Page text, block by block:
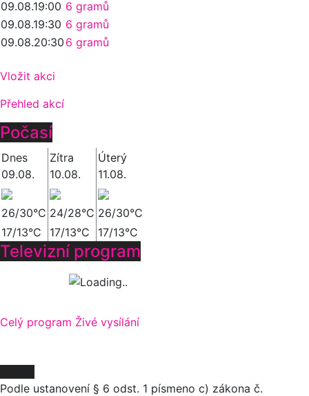
09.08.19:00 6 gramů
09.08.19:30 6 gramů
09.08.20:30 6 gramů
Vložit akci
Přehled akcí
Počasí
Dnes
09.08.
Zítra
10.08.
Úterý
11.08.
26/30°C 24/28°C 26/30°C
17/13°C
17/13°C 17/13°C
Televizní program
Celý program Živé vysílání
Podle ustanovení § 6 odst. 1 písmeno c) zákona č.